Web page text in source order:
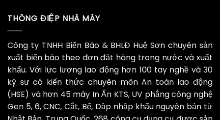
THÔNG ĐIỆP NHÀ MÁY
Công ty TNHH Biển Báo & BHLĐ Huệ Sơn chuyên sản
xuất biển báo theo đơn đặt hàng trong nước và xuất
khẩu. Với lực lượng lao động hơn 100 tay nghề và 30
kỹ sư có kiến thức chuyên môn An toàn lao động
(HSE) và hơn 45 máy In Ấn KTS, UV phẳng công nghệ
Gen 5, 6, CNC, Cắt, Bế, Dập nhập khẩu nguyên bản từ